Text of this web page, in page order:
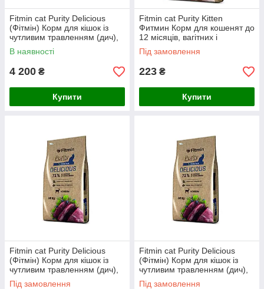
Fitmin cat Purity Delicious
(Фітмін) Корм для кішок із
чутливим травленням (дич),
10 кг
В наявності
4 200 ₴
Купити
Fitmin cat Purity Kitten
Фитмин Корм для кошенят до
12 місяців, вагітних і
годуючих кішок, 400 г
Під замовлення
223 ₴
Купити
Fitmin cat Purity Delicious
(Фітмін) Корм для кішок із
чутливим травленням (дич),
1,5 кг
Під замовлення
Fitmin cat Purity Delicious
(Фітмін) Корм для кішок із
чутливим травленням (дич),
400 г
Під замовлення